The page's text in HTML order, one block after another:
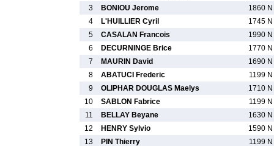
3
BONIOU Jerome
1860 N
4
L'HUILLIER Cyril
1745 N
5
CASALAN Francois
1990 N
6
DECURNINGE Brice
1770 N
7
MAURIN David
1690 N
8
ABATUCI Frederic
1199 N
9
OLIPHAR DOUGLAS Maelys
1710 N
10
SABLON Fabrice
1199 N
11
BELLAY Beyane
1630 N
12
HENRY Sylvio
1590 N
13
PIN Thierry
1199 N